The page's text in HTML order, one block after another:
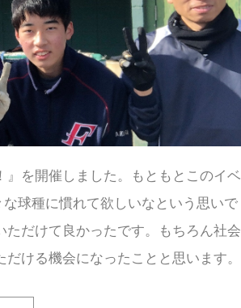
を開催しました。もともとこのイベ
球種に慣れて欲しいなという思いで
だけて良かったです。もちろん社会
ける機会になったことと思います。